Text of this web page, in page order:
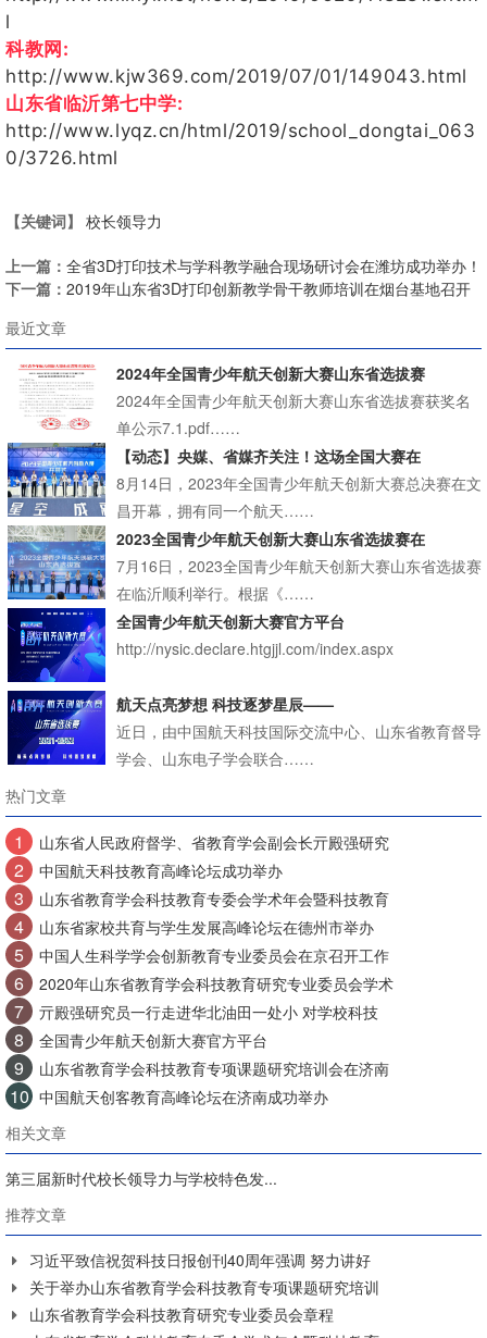
l
科教网:
http://www.kjw369.com/2019/07/01/149043.html
山东省临沂第七中学:
http://www.lyqz.cn/html/2019/school_dongtai_063
0/3726.html
【关键词】 校长领导力
上一篇： 全省3D打印技术与学科教学融合现场研讨会在潍坊成功举办！
下一篇： 2019年山东省3D打印创新教学骨干教师培训在烟台基地召开
最近文章
2024年全国青少年航天创新大赛山东省选拔赛
2024年全国青少年航天创新大赛山东省选拔赛获奖名
单公示7.1.pdf……
【动态】央媒、省媒齐关注！这场全国大赛在
8月14日，2023年全国青少年航天创新大赛总决赛在文
昌开幕，拥有同一个航天……
2023全国青少年航天创新大赛山东省选拔赛在
7月16日，2023全国青少年航天创新大赛山东省选拔赛
在临沂顺利举行。根据《……
全国青少年航天创新大赛官方平台
http://nysic.declare.htgjjl.com/index.aspx
航天点亮梦想 科技逐梦星辰——
近日，由中国航天科技国际交流中心、山东省教育督导
学会、山东电子学会联合……
热门文章
1 山东省人民政府督学、省教育学会副会长亓殿强研究
2 中国航天科技教育高峰论坛成功举办
3 山东省教育学会科技教育专委会学术年会暨科技教育
4 山东省家校共育与学生发展高峰论坛在德州市举办
5 中国人生科学学会创新教育专业委员会在京召开工作
6 2020年山东省教育学会科技教育研究专业委员会学术
7 亓殿强研究员一行走进华北油田一处小 对学校科技
8 全国青少年航天创新大赛官方平台
9 山东省教育学会科技教育专项课题研究培训会在济南
10 中国航天创客教育高峰论坛在济南成功举办
相关文章
第三届新时代校长领导力与学校特色发...
推荐文章
习近平致信祝贺科技日报创刊40周年强调 努力讲好
关于举办山东省教育学会科技教育专项课题研究培训
山东省教育学会科技教育研究专业委员会章程